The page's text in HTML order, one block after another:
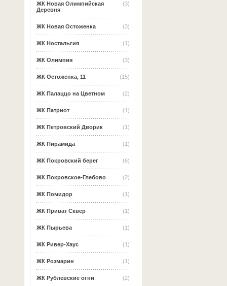
(3)
ЖК Новая Олимпийская
Деревня
(3)
ЖК Новая Остоженка
(1)
ЖК Ностальгия
(3)
ЖК Олимпия
(15)
ЖК Остоженка, 11
(2)
ЖК Палаццо на Цветном
(1)
ЖК Патриот
(1)
ЖК Петровский Дворик
(1)
ЖК Пирамида
(6)
ЖК Покровский берег
(2)
ЖК Покровское-Глебово
(1)
ЖК Помидор
(1)
ЖК Приват Сквер
(1)
ЖК Пырьева
(1)
ЖК Ривер-Хаус
(1)
ЖК Розмарин
(2)
ЖК Рублевские огни